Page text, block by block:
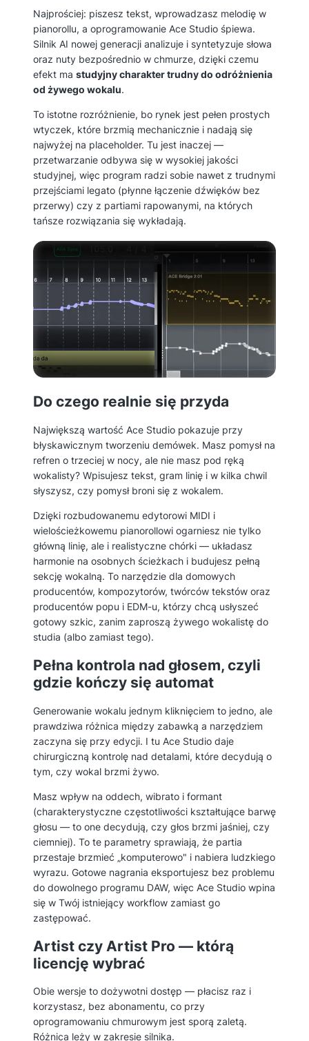
Najprościej: piszesz tekst, wprowadzasz melodię w
pianorollu, a oprogramowanie Ace Studio śpiewa.
Silnik AI nowej generacji analizuje i syntetyzuje słowa
oraz nuty bezpośrednio w chmurze, dzięki czemu
efekt ma studyjny charakter trudny do odróżnienia
od żywego wokalu.
To istotne rozróżnienie, bo rynek jest pełen prostych
wtyczek, które brzmią mechanicznie i nadają się
najwyżej na placeholder. Tu jest inaczej —
przetwarzanie odbywa się w wysokiej jakości
studyjnej, więc program radzi sobie nawet z trudnymi
przejściami legato (płynne łączenie dźwięków bez
przerwy) czy z partiami rapowanymi, na których
tańsze rozwiązania się wykładają.
Do czego realnie się przyda
Największą wartość Ace Studio pokazuje przy
błyskawicznym tworzeniu demówek. Masz pomysł na
refren o trzeciej w nocy, ale nie masz pod ręką
wokalisty? Wpisujesz tekst, gram linię i w kilka chwil
słyszysz, czy pomysł broni się z wokalem.
Dzięki rozbudowanemu edytorowi MIDI i
wielościeżkowemu pianorollowi ogarniesz nie tylko
główną linię, ale i realistyczne chórki — układasz
harmonie na osobnych ścieżkach i budujesz pełną
sekcję wokalną. To narzędzie dla domowych
producentów, kompozytorów, twórców tekstów oraz
producentów popu i EDM-u, którzy chcą usłyszeć
gotowy szkic, zanim zaproszą żywego wokalistę do
studia (albo zamiast tego).
Pełna kontrola nad głosem, czyli
gdzie kończy się automat
Generowanie wokalu jednym kliknięciem to jedno, ale
prawdziwa różnica między zabawką a narzędziem
zaczyna się przy edycji. I tu Ace Studio daje
chirurgiczną kontrolę nad detalami, które decydują o
tym, czy wokal brzmi żywo.
Masz wpływ na oddech, wibrato i formant
(charakterystyczne częstotliwości kształtujące barwę
głosu — to one decydują, czy głos brzmi jaśniej, czy
ciemniej). To te parametry sprawiają, że partia
przestaje brzmieć „komputerowo" i nabiera ludzkiego
wyrazu. Gotowe nagrania eksportujesz bez problemu
do dowolnego programu DAW, więc Ace Studio wpina
się w Twój istniejący workflow zamiast go
zastępować.
Artist czy Artist Pro — którą
licencję wybrać
Obie wersje to dożywotni dostęp — płacisz raz i
korzystasz, bez abonamentu, co przy
oprogramowaniu chmurowym jest sporą zaletą.
Różnica leży w zakresie silnika.